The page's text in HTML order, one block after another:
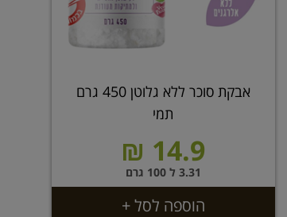
אבקת סוכר ללא גלוטן 450 גרם
תמי
14.9 ₪
3.31 ל 100 גרם
הוספה לסל +